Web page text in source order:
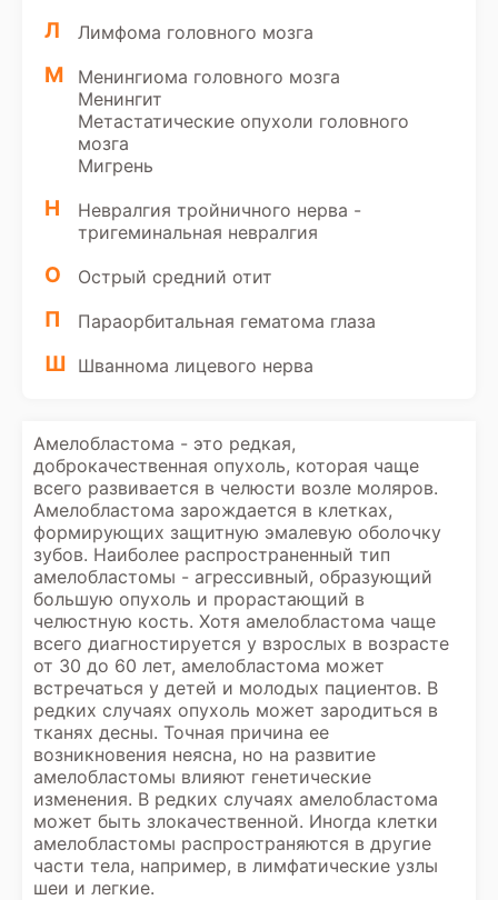
Л Лимфома головного мозга
М
Менингиома головного мозга
Менингит
Метастатические опухоли головного
мозга
Мигрень
Н
Невралгия тройничного нерва -
тригеминальная невралгия
О Острый средний отит
П Параорбитальная гематома глаза
Ш Шваннома лицевого нерва
Амелобластома - это редкая,
доброкачественная опухоль, которая чаще
всего развивается в челюсти возле моляров.
Амелобластома зарождается в клетках,
формирующих защитную эмалевую оболочку
зубов. Наиболее распространенный тип
амелобластомы - агрессивный, образующий
большую опухоль и прорастающий в
челюстную кость. Хотя амелобластома чаще
всего диагностируется у взрослых в возрасте
от 30 до 60 лет, амелобластома может
встречаться у детей и молодых пациентов. В
редких случаях опухоль может зародиться в
тканях десны. Точная причина ее
возникновения неясна, но на развитие
амелобластомы влияют генетические
изменения. В редких случаях амелобластома
может быть злокачественной. Иногда клетки
амелобластомы распространяются в другие
части тела, например, в лимфатические узлы
шеи и легкие.